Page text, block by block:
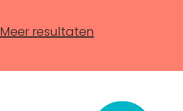
Meer resultaten